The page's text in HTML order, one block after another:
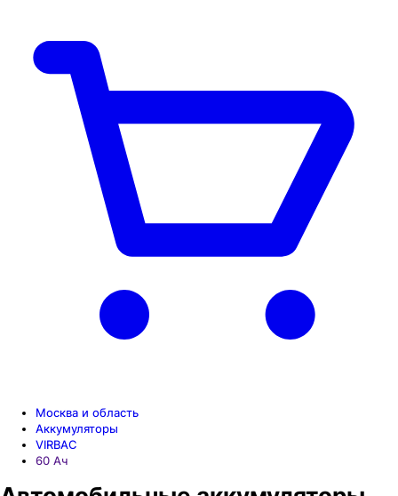
Москва и область
Аккумуляторы
VIRBAC
60 Aч